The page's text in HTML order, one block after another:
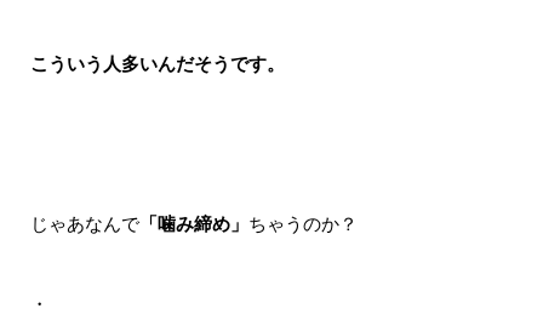
こういう人多いんだそうです。
じゃあなんで「噛み締め」 ちゃうのか？
・